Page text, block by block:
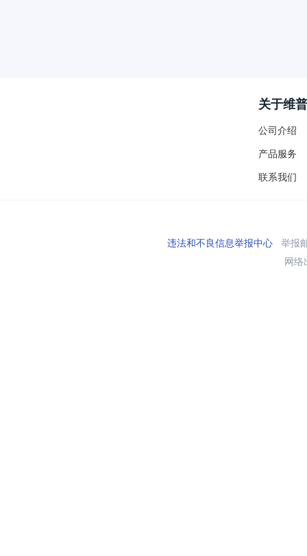
关于维普
公司介绍
产品服务
联系我们
违法和不良信息举报中心举报
网